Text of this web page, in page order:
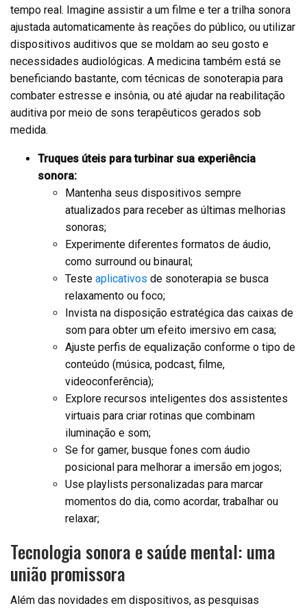
tempo real. Imagine assistir a um filme e ter a trilha sonora
ajustada automaticamente às reações do público, ou utilizar
dispositivos auditivos que se moldam ao seu gosto e
necessidades audiológicas. A medicina também está se
beneficiando bastante, com técnicas de sonoterapia para
combater estresse e insônia, ou até ajudar na reabilitação
auditiva por meio de sons terapêuticos gerados sob
medida.
Truques úteis para turbinar sua experiência
sonora:
Mantenha seus dispositivos sempre
atualizados para receber as últimas melhorias
sonoras;
Experimente diferentes formatos de áudio,
como surround ou binaural;
Teste aplicativos de sonoterapia se busca
relaxamento ou foco;
Invista na disposição estratégica das caixas de
som para obter um efeito imersivo em casa;
Ajuste perfis de equalização conforme o tipo de
conteúdo (música, podcast, filme,
videoconferência);
Explore recursos inteligentes dos assistentes
virtuais para criar rotinas que combinam
iluminação e som;
Se for gamer, busque fones com áudio
posicional para melhorar a imersão em jogos;
Use playlists personalizadas para marcar
momentos do dia, como acordar, trabalhar ou
relaxar;
Tecnologia sonora e saúde mental: uma
união promissora
Além das novidades em dispositivos, as pesquisas